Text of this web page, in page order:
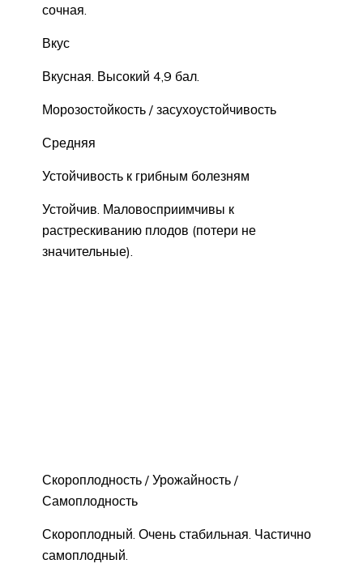
сочная.
Вкус
Вкусная. Высокий 4,9 бал.
Морозостойкость / засухоустойчивость
Средняя
Устойчивость к грибным болезням
Устойчив. Маловосприимчивы к
растрескиванию плодов (потери не
значительные).
Скороплодность / Урожайность /
Самоплодность
Скороплодный. Очень стабильная. Частично
самоплодный.